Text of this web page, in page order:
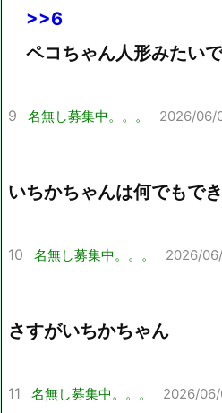
>>6
ペコちゃん人形みたい
9 名無し募集中。。。 2026/06/
いちかちゃんは何でもで
10 名無し募集中。。。 2026/
さすがいちかちゃん
11 名無し募集中。。。 2026/